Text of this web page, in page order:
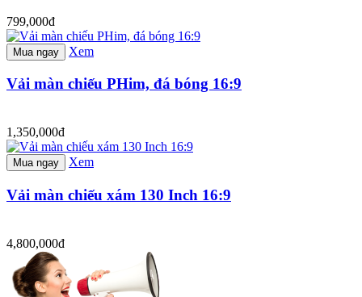
799,000đ
Mua ngay Xem
Vải màn chiếu PHim, đá bóng 16:9
1,350,000đ
Mua ngay Xem
Vải màn chiếu xám 130 Inch 16:9
4,800,000đ